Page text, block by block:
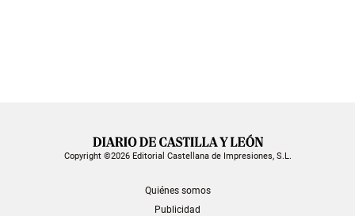
Copyright ©2026 Editorial Castellana de Impresiones, S.L.
Quiénes somos
Publicidad